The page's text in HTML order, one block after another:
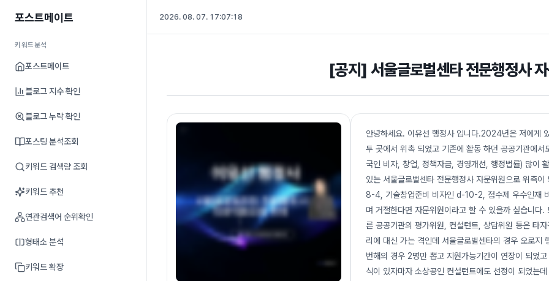
포스트메이트
키워드분석
포스트메이트
블로그 지수 확인
블로그 누락 확인
포스팅 분석조회
키워드 검색량 조회
키워드 추천
연관검색어 순위확인
형태소 분석
키워드 확장
2026. 08. 07. 17:07:19
[공지] 서울글로벌센타 전문행정사
안녕하세요. 이유선 행정사 입니다.2024년은 저에게
두 곳에서 위촉 되었고 기존에 활동 하던 공공기관에
국인 비자, 창업, 정책자금, 경영개선, 행정법률) 많이
있는 서울글로벌센타 전문행정사 자문위원으로 위촉
8-4, 기술창업준비 비자인 d-10-2, 점수제 우수인재
며 거절한다면 자문위원이라고 할 수 있을까 싶습니
른 공공기관의 평가위원, 컨설턴트, 상담위원 등은 타
리에 대신 가는 격인데 서울글로벌센타의 경우 오로지
번해의 경우 2명만 뽑고 지원가능기간이 연장이 되었
식이 있자마자 소상공인 컨설턴트에도 선정이 되었는